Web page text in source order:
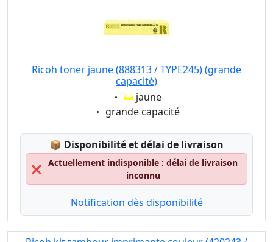
Ricoh toner jaune (888313 / TYPE245) (grande
capacité)
Eigenschaft:
jaune
Eigenschaft:
grande capacité
📦 Lagerstatus:
Disponibilité et délai de livraison
❌
Actuellement indisponible : délai de livraison
inconnu
Notification dès disponibilité